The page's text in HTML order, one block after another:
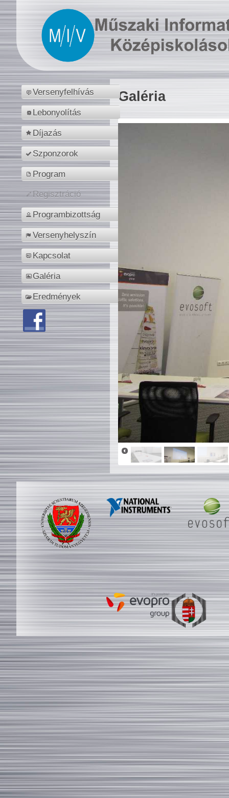
Versenyfelhívás
Lebonyolítás
Díjazás
Szponzorok
Program
Regisztráció
Programbizottság
Versenyhelyszín
Kapcsolat
Galéria
Eredmények
Galéria